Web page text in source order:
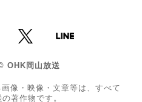
岡山放送
像・映像・文章等は、すべて
著作物です。